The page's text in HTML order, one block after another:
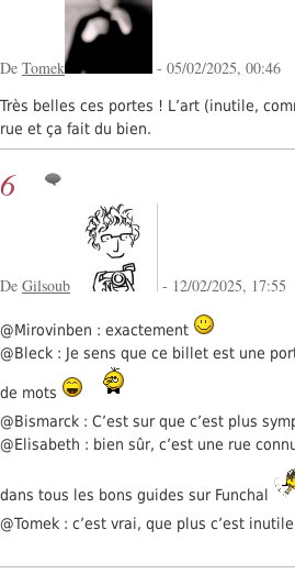
De Tomek - 05/02/2025, 00:46
Très belles ces portes ! L’art (inutile,
rue et ça fait du bien.
6
De Gilsoub - 12/02/2025, 17:55
@Mirovinben : exactement
@Bleck : Je sens que ce billet est une
de mots
@Bismarck : C’est sur que c’est plus
@Elisabeth : bien sûr, c’est une rue
dans tous les bons guides sur Funchal
@Tomek : c’est vrai, que plus c’est